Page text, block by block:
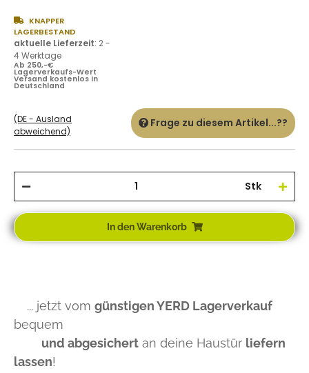
KNAPPER
LAGERBESTAND
aktuelle Lieferzeit: 2 -
4 Werktage
Ab 250,-€
Lagerverkaufs-Wert
Versand kostenlos in
Deutschland
(DE - Ausland
abweichend)
Frage zu diesem Artikel...??
Stk
In den Warenkorb
... jetzt vom günstigen YERD Lagerverkauf
bequem
und abgesichert an deine Haustür liefern
lassen!